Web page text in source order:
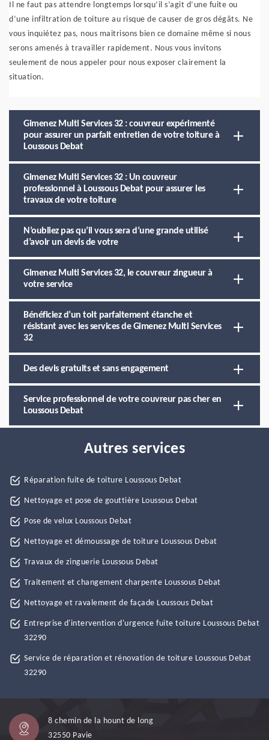
Il ne faut pas attendre longtemps lorsqu’il s’agit d’une fuite ou
d’une infiltration de toiture au risque de causer de gros dégâts. Ne
vous inquiétez pas, nous maitrisons bien ce domaine même si nous
serons amenés à travailler rapidement. Nous vous invitons
seulement de nous appeler pour nous exposer clairement la
situation.
Gimenez Multi Services 32 : couvreur expérimenté
pour assurer un parfait entretien de votre toiture à
Loussous Debat
Gimenez Multi Services 32 : Un couvreur
professionnel à Loussous Debat pour assurer les
travaux de votre toiture
N’oubliez pas qu’il vous sera d’une grande utilisé
d’avoir un devis de votre
Gimenez Multi Services 32, le couvreur zingueur à
votre service
Bénéficiez d’un toit parfaitement étanche et
résistant avec les services de Gimenez Multi Services
32
Des devis gratuits et sans engagement
Service professionnel de votre couvreur pas cher en
Loussous Debat
Autres services
Réparation fuite de toiture Loussous Debat
Nettoyage et pose de gouttière Loussous Debat
Pose de velux Loussous Debat
Nettoyage et démoussage de toiture Loussous Debat
Travaux de zinguerie Loussous Debat
Traitement et changement charpente Loussous Debat
Nettoyage et ravalement de façade Loussous Debat
Entreprise d'intervention d'urgence fuite toiture Loussous Debat
32290
Service de réparation et rénovation de toiture Loussous Debat
32290
8 chemin de la hount de long
32550 Pavie